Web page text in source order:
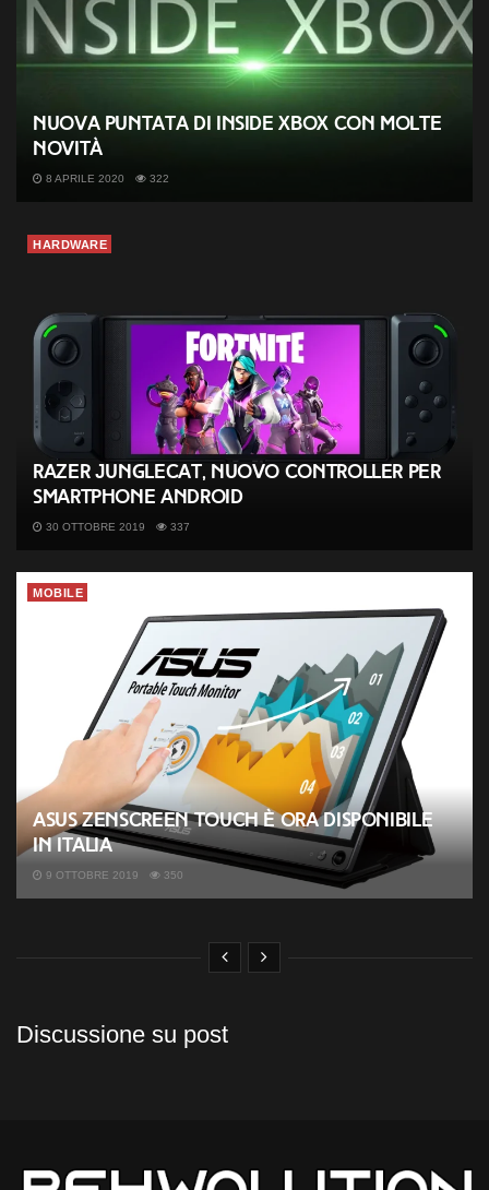
Nuova puntata di Inside Xbox con molte
novità
8 APRILE 2020 322
HARDWARE
Razer Junglecat, nuovo controller per
smartphone android
30 OTTOBRE 2019 337
MOBILE
ASUS ZenScreen Touch è ora disponibile
in Italia
9 OTTOBRE 2019 350
Discussione su post